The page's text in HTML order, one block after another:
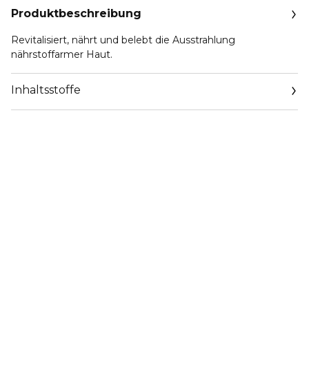
Produktbeschreibung
Revitalisiert, nährt und belebt die Ausstrahlung
nährstoffarmer Haut.
Inhaltsstoffe